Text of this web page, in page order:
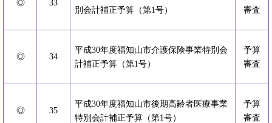
◎ 33
別会計補正予算（第1号）
審査
◎ 34
平成30年度福知山市介護保険事業特別会
計補正予算（第1号）
予算
審査
◎ 35
平成30年度福知山市後期高齢者医療事業
特別会計補正予算（第1号）
予算
審査